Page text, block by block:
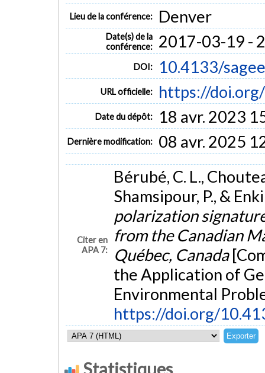
Lieu de la conférence: Denver
Date(s) de la
conférence:
2017-03-19 -
DOI: 10.4133/
URL officielle: https://
Date du dépôt: 18 avr. 2023
Dernière modification: 08 avr. 2025
Citer en
APA 7:
Bérubé, C. L.,
Shamsipour, P., &
polarization
from the Canadian
Québec, Canada
the Application of
Environmental
https://doi.org/
Statistiques